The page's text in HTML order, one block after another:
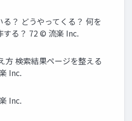
る？ どうやってくる？ 何を
する？ 72 © 流楽 Inc.
方 検索結果ページを整える
Inc.
Inc.